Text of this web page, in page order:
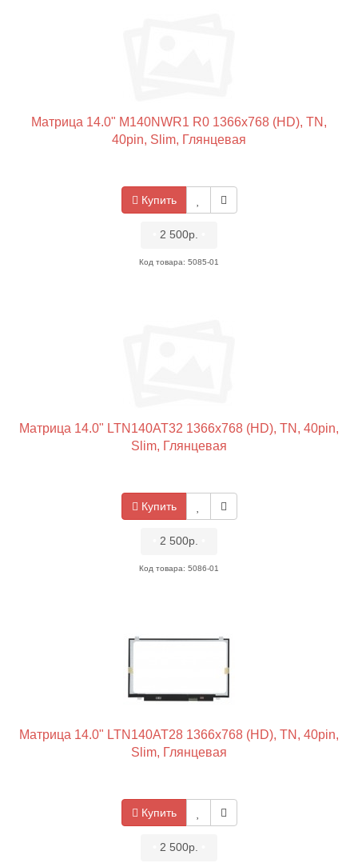
Матрица 14.0" M140NWR1 R0 1366x768 (HD), TN,
40pin, Slim, Глянцевая
Купить
2 500р.
Код товара: 5085-01
Матрица 14.0" LTN140AT32 1366x768 (HD), TN, 40pin,
Slim, Глянцевая
Купить
2 500р.
Код товара: 5086-01
Матрица 14.0" LTN140AT28 1366x768 (HD), TN, 40pin,
Slim, Глянцевая
Купить
2 500р.